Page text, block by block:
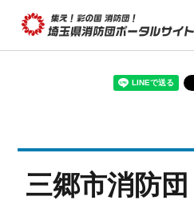
集え! 彩の国消防団!
埼玉県消防団ポー
タルサイト
三郷市消防団